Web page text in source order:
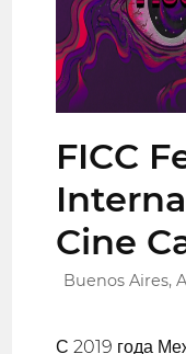
FICC
Cine
Buenos Aires,
С 2019 года